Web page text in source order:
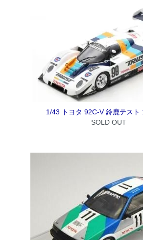
1/43 トヨタ 92C-V 鈴鹿テスト
SOLD OUT